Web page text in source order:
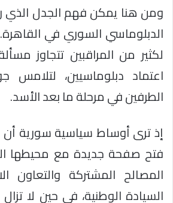
ومن هنا يمكن فهم الجدل الذي
الدبلوماسي السوري في
لكثير من المراقبين تتجاوز
اعتماد دبلوماسيين، لتلامس
الطرفين في مرحلة ما بعد الأسد.
إذ ترى أوساط سياسية سورية
فتح صفحة جديدة مع محيطها
المصالح المشتركة والتعاون
السيادة الوطنية، في حين لا